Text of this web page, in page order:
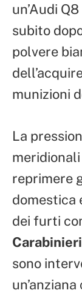
un’Audi
subito
polvere
munizioni
La
reprimere
domestica
dei furti
sono